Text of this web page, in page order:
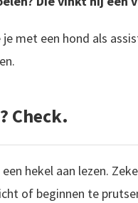
met een hond als
Check.
een hekel aan lezen.
of beginnen te